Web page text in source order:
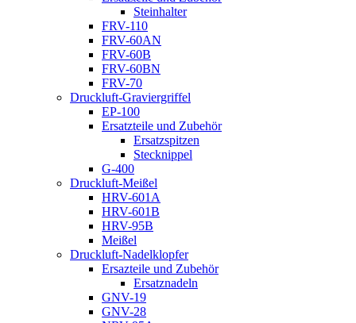
Steinhalter
FRV-110
FRV-60AN
FRV-60B
FRV-60BN
FRV-70
Druckluft-Graviergriffel
EP-100
Ersatzteile und Zubehör
Ersatzspitzen
Stecknippel
G-400
Druckluft-Meißel
HRV-601A
HRV-601B
HRV-95B
Meißel
Druckluft-Nadelklopfer
Ersazteile und Zubehör
Ersatznadeln
GNV-19
GNV-28